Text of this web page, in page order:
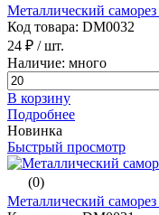
Металлический
Код товара: DM0032
24 ₽ / шт.
Наличие: много
В корзину
Подробнее
Новинка
Быстрый просмотр
(0)
Металлический